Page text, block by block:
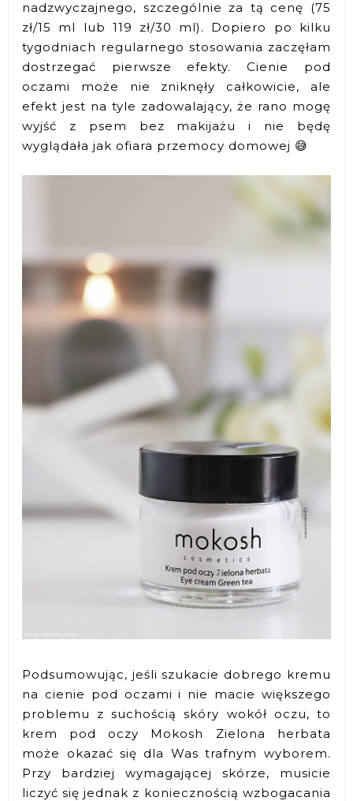
nadzwyczajnego, szczególnie za tą cenę (75
zł/15 ml lub 119 zł/30 ml). Dopiero po kilku
tygodniach regularnego stosowania zaczęłam
dostrzegać pierwsze efekty. Cienie pod
oczami może nie zniknęły całkowicie, ale
efekt jest na tyle zadowalający, że rano mogę
wyjść z psem bez makijażu i nie będę
wyglądała jak ofiara przemocy domowej 😅
Podsumowując, jeśli szukacie dobrego kremu
na cienie pod oczami i nie macie większego
problemu z suchością skóry wokół oczu, to
krem pod oczy Mokosh Zielona herbata
może okazać się dla Was trafnym wyborem.
Przy bardziej wymagającej skórze, musicie
liczyć się jednak z koniecznością wzbogacania